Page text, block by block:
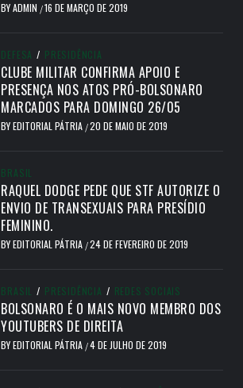
BYADMIN /16 DE MARÇO DE 2019
DEFESA / PRESIDÊNCIA
CLUBE MILITAR CONFIRMA APOIO E
PRESENÇA NOS ATOS PRÓ-BOLSONARO
MARCADOS PARA DOMINGO 26/05
BYEDITORIAL PÁTRIA /20 DE MAIO DE 2019
BRASIL
RAQUEL DODGE PEDE QUE STF AUTORIZE O
ENVIO DE TRANSEXUAIS PARA PRESÍDIO
FEMININO.
BYEDITORIAL PÁTRIA /24 DE FEVEREIRO DE 2019
BRASIL / PRESIDÊNCIA / REDES SOCIAIS
BOLSONARO É O MAIS NOVO MEMBRO DOS
YOUTUBERS DE DIREITA
BYEDITORIAL PÁTRIA /4 DE JULHO DE 2019